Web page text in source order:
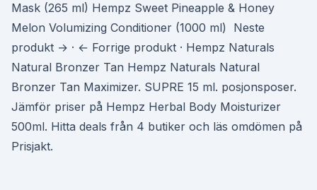
Mask (265 ml) Hempz Sweet Pineapple & Honey
Melon Volumizing Conditioner (1000 ml) Neste
produkt → · ← Forrige produkt · Hempz Naturals
Natural Bronzer Tan Hempz Naturals Natural
Bronzer Tan Maximizer. SUPRE 15 ml. posjonsposer.
Jämför priser på Hempz Herbal Body Moisturizer
500ml. Hitta deals från 4 butiker och läs omdömen på
Prisjakt.